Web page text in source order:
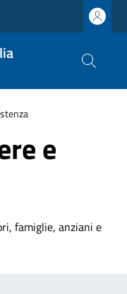
e
famiglie, anziani e